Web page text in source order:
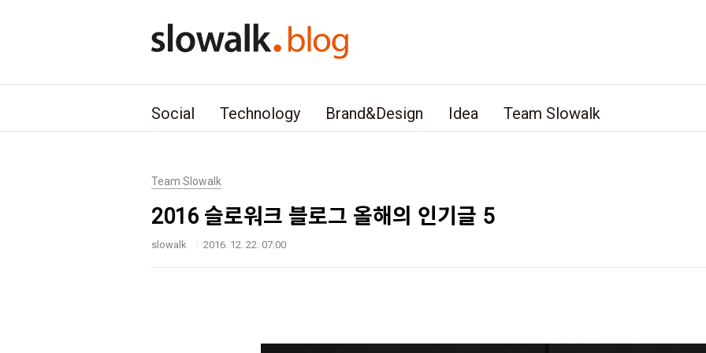
Social Technology Brand&Design Idea Team Slowalk
Team Slowalk
2016 슬로워크 블로그 올해의 인기글 5
slowalk 2016. 12. 22. 07:00